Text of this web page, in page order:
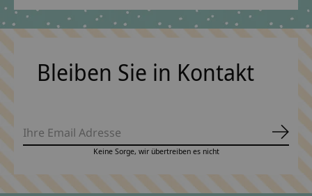
Bleiben Sie in Kontakt
Keine Sorge, wir übertreiben es nicht